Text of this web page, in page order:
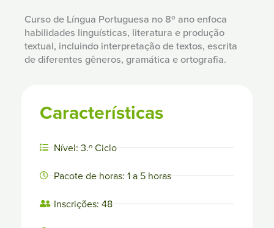
Curso de Língua Portuguesa no 8º ano enfoca
habilidades linguísticas, literatura e produção
textual, incluindo interpretação de textos, escrita
de diferentes gêneros, gramática e ortografia.
Características
Nível: 3.º Ciclo
Pacote de horas: 1 a 5 horas
Inscrições: 48